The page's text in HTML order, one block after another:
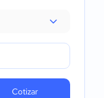
Cotizar